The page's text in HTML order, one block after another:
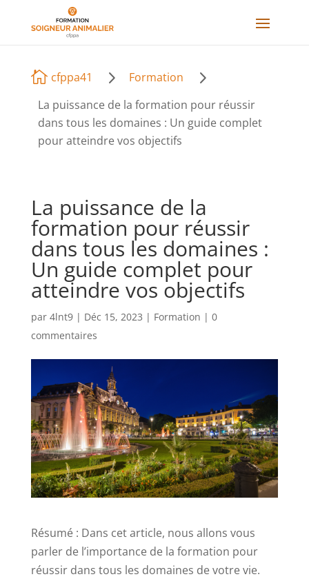
 cfppa41 5 Formation 5
La puissance de la formation pour réussir
dans tous les domaines : Un guide complet
pour atteindre vos objectifs
La puissance de la
formation pour réussir
dans tous les domaines :
Un guide complet pour
atteindre vos objectifs
par 4lnt9| Déc 15, 2023 | Formation | 0
commentaires
Résumé : Dans cet article, nous allons vous
parler de l’importance de la formation pour
réussir dans tous les domaines de votre vie.